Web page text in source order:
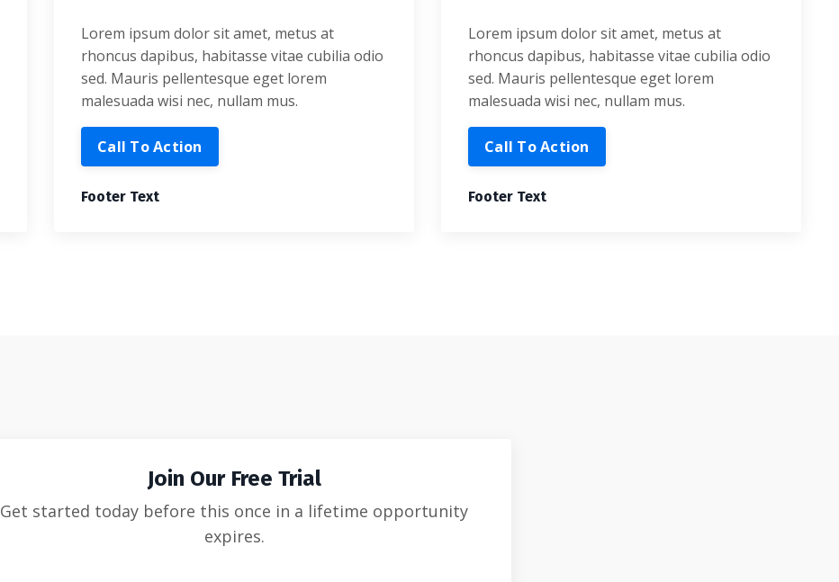
Lorem ipsum dolor sit amet, metus at
rhoncus dapibus, habitasse vitae cubilia odio
sed. Mauris pellentesque eget lorem
malesuada wisi nec, nullam mus.
Call To Action
Footer Text
Lorem ipsum dolor sit amet, metus at
rhoncus dapibus, habitasse vitae cubilia odio
sed. Mauris pellentesque eget lorem
malesuada wisi nec, nullam mus.
Call To Action
Footer Text
Join Our Free Trial
Get started today before this once in a lifetime opportunity
expires.